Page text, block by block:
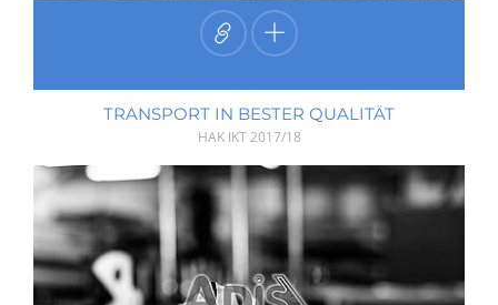
TRANSPORT IN BESTER QUALITÄT
HAK IKT2017/18